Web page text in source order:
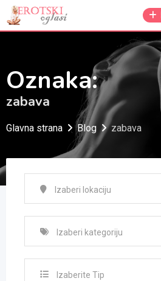
Skip
to
Oznaka:
zabava
Glavna strana Blog zabava
Izaberite Tip